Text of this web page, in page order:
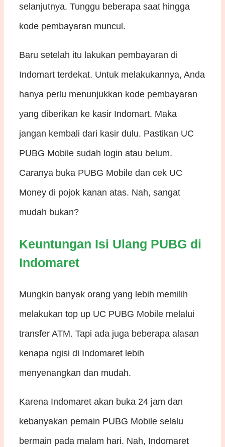
selanjutnya. Tunggu beberapa saat hingga
kode pembayaran muncul.
Baru setelah itu lakukan pembayaran di
Indomart terdekat. Untuk melakukannya, Anda
hanya perlu menunjukkan kode pembayaran
yang diberikan ke kasir Indomart. Maka
jangan kembali dari kasir dulu. Pastikan UC
PUBG Mobile sudah login atau belum.
Caranya buka PUBG Mobile dan cek UC
Money di pojok kanan atas. Nah, sangat
mudah bukan?
Keuntungan Isi Ulang PUBG di
Indomaret
Mungkin banyak orang yang lebih memilih
melakukan top up UC PUBG Mobile melalui
transfer ATM. Tapi ada juga beberapa alasan
kenapa ngisi di Indomaret lebih
menyenangkan dan mudah.
Karena Indomaret akan buka 24 jam dan
kebanyakan pemain PUBG Mobile selalu
bermain pada malam hari. Nah, Indomaret